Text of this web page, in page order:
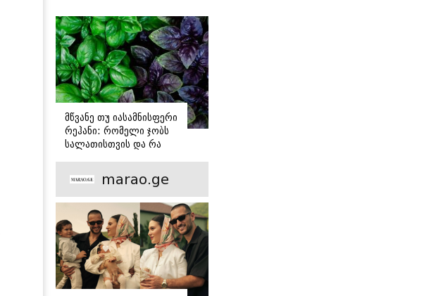
სტეიკისა და
მწვადისთვის
მწვანე თუ იასამნისფერი
რეჰანი: რომელი ჯობს
სალათისთვის და რა
marao.ge